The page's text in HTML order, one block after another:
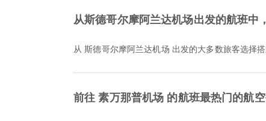
从斯德哥尔摩阿兰达机场出发的航班中
从 斯德哥尔摩阿兰达机场 出发的大多数旅客选择
前往 素万那普机场 的航班最热门的航